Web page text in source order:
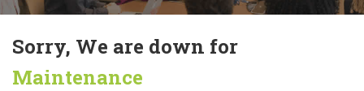
Sorry, We are down for
Maintenance